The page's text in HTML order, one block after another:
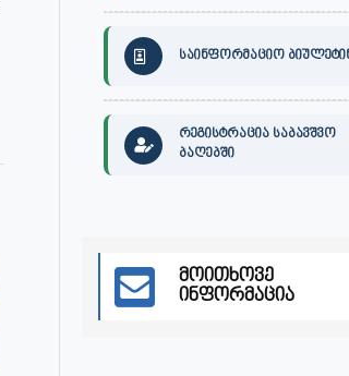
საინფორმაციო
რეგისტრაცია საბავშვო
ბაღებში
მოითხოვე
ინფორმაცია